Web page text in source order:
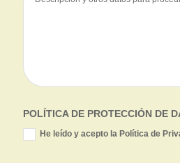
POLÍTICA DE PROTECCIÓN DE
He leído y acepto la Política de